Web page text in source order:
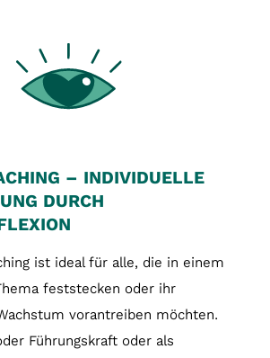
– INDIVIDUELLE
DURCH
ist ideal für alle, die in einem
feststecken oder ihr
vorantreiben möchten.
Führungskraft oder als